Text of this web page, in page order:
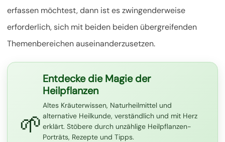
erfassen möchtest, dann ist es zwingenderweise
erforderlich, sich mit beiden beiden übergreifenden
Themenbereichen auseinanderzusetzen.
🌱
Entdecke die Magie der
Heilpflanzen
Altes Kräuterwissen, Naturheilmittel und
alternative Heilkunde, verständlich und mit Herz
erklärt. Stöbere durch unzählige Heilpflanzen-
Porträts, Rezepte und Tipps.